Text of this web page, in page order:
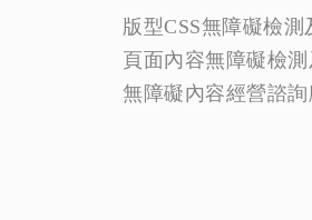
版型CSS無障礙檢測
頁面內容無障礙檢
無障礙內容經營諮詢